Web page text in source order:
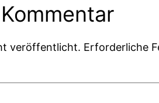
veröffentlicht. Erforderliche